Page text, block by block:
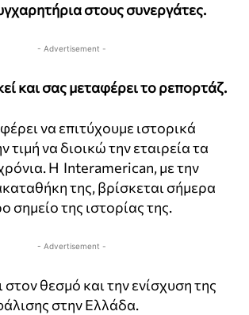
στους συνεργάτες.
- Advertisement -
και σας μεταφέρει το ρεπορτάζ.
να επιτύχουμε ιστορικά
τιμή να διοικώ την εταιρεία τα
Η Interamerican, με την
της, βρίσκεται σήμερα
σημείο της ιστορίας της.
- Advertisement -
στον θεσμό και την ενίσχυση της
στην Ελλάδα.